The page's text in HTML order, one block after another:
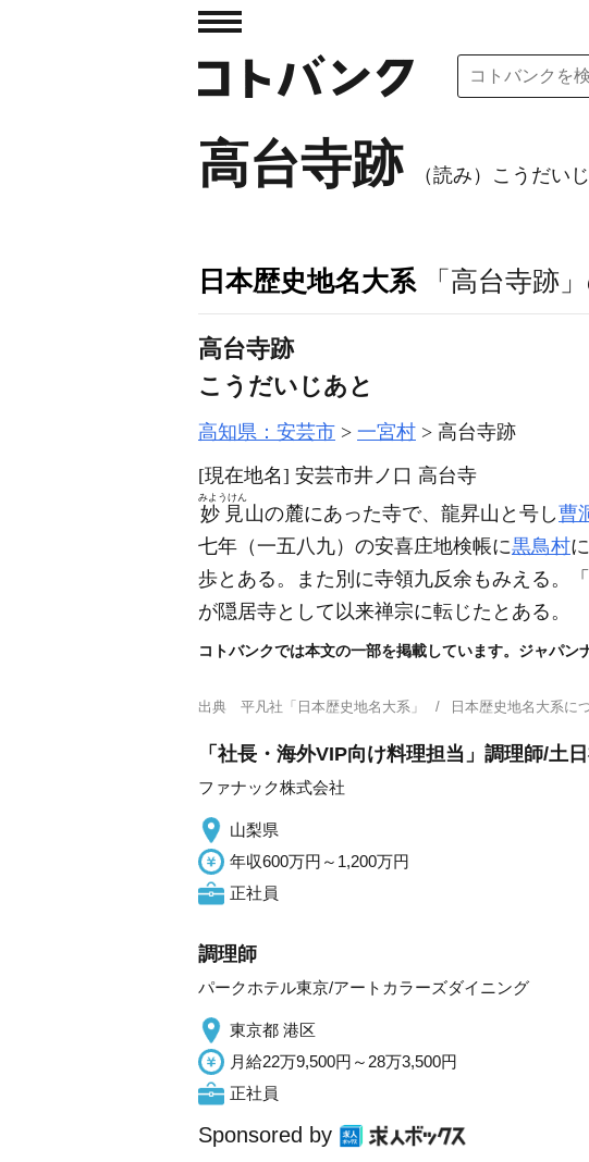
高台寺跡 （読み）こうだい
日本歴史地名大系 「高台寺跡
高台寺跡
こうだいじあと
高知県：安芸市 一宮村
高台寺跡
[現在地名] 安芸市井ノ口 高台寺
妙見
みようけん
山の麓にあった寺で、龍昇山と号し曹
七年 （一五八九） の安喜庄地検帳に黒鳥村
歩とある。また別に寺領九反余もみえる。
が隠居寺として以来禅宗に転じたとある。
コトバンクでは本文の一部を掲載しています。ジャパ
出典 平凡社「日本歴史地名大系」 日本歴史地名大系
「社長・海外VIP向け料理担当」調理師/土
ファナック株式会社
山梨県
年収600万円～1,200万円
正社員
調理師
パークホテル東京/アートカラーズダイニング
東京都 港区
月給22万9,500円～28万3,500円
正社員
Sponsored by